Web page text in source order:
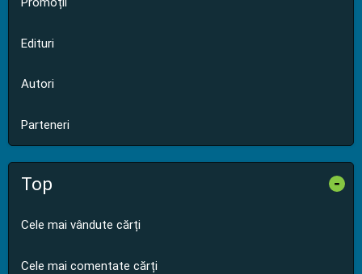
Edituri
Autori
Parteneri
Top -
Cele mai vândute cărți
Cele mai comentate cărți